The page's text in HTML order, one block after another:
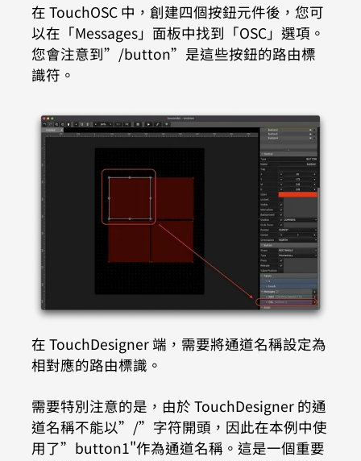
在 TouchOSC 中，創建四個按鈕元件後，您可
以在「Messages」面板中找到「OSC」選項。
您會注意到”/button”是這些按鈕的路由標
識符。
在 TouchDesigner 端，需要將通道名稱設定為
相對應的路由標識。
需要特別注意的是，由於 TouchDesigner 的通
道名稱不能以”/”字符開頭，因此在本例中使
用了”button1"作為通道名稱。這是一個重要